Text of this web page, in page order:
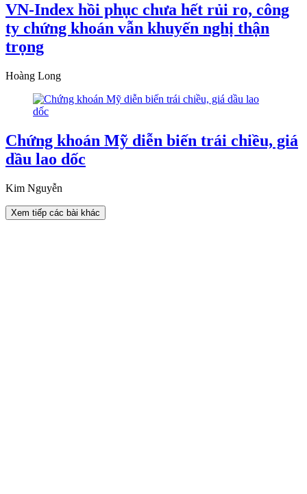
VN-Index hồi phục chưa hết rủi ro, công
ty chứng khoán vẫn khuyến nghị thận
trọng
Hoàng Long
Chứng khoán Mỹ diễn biến trái chiều, giá
dầu lao dốc
Kim Nguyễn
Xem tiếp các bài khác